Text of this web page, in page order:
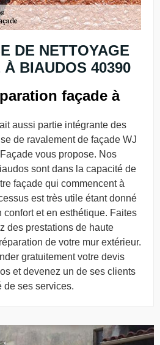
DE NETTOYAGE
À BIAUDOS 40390
façade à
aussi partie intégrante des
de ravalement de façade WJ
vous propose. Nos
sont dans la capacité de
façade qui commencent à
est très utile étant donné
et en esthétique. Faites
des prestations de haute
de votre mur extérieur.
gratuitement votre devis
et devenez un de ses clients
de ses services.